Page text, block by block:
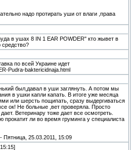
надо протирать уши от влаги ,права
в ушах 8 IN 1 EAR POWDER" кто жывет в
средство?
по всей Украине идет
Pudra-baktericidnaja.html
был,давал в уши заглянуть. А потом мы
в ушки капли капать. В итоге уже месяца
или шерсть пощипать, сразу выдергиваться
ок! Не больные ,вет проверяла. Просто
Ветеринару тоже дает все осмотреть.
прокатит ли во время груминга у специалиста
- Пятница, 25.03.2011, 15:09